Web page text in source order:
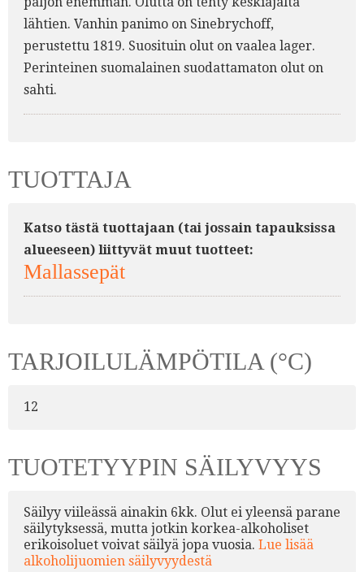
lähtien. Vanhin panimo on Sinebrychoff,
perustettu 1819. Suosituin olut on vaalea lager.
Perinteinen suomalainen suodattamaton olut on
sahti.
TUOTTAJA
Katso tästä tuottajaan (tai jossain tapauksissa
alueeseen) liittyvät muut tuotteet:
Mallassepät
TARJOILULÄMPÖTILA (°C)
12
TUOTETYYPIN SÄILYVYYS
Säilyy viileässä ainakin 6kk. Olut ei yleensä parane
säilytyksessä, mutta jotkin korkea-alkoholiset
erikoisoluet voivat säilyä jopa vuosia. Lue lisää
alkoholijuomien säilyvyydestä